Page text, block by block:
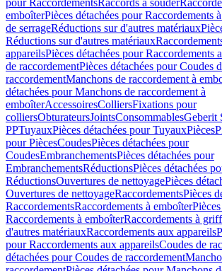
pour RaccordementsRaccords à souder
emboîterPièces détachées pour Raccordements
de serrageRéductions sur d'autres matériaux
Réductions sur d'autres matériaux
appareilsPièces détachées pour Raccordements
de raccordementPièces détachées pour Coudes
raccordementManchons de raccordement à
détachées pour Manchons de raccordement à
emboîterAccessoiresColliersFixations pour
colliersObturateursJointsConsommablesGeberit
PPTuyauxPièces détachées pour TuyauxPièces
pour PiècesCoudesPièces détachées pour
CoudesEmbranchementsPièces détachées pour
EmbranchementsRéductionsPièces détachées
RéductionsOuvertures de nettoyagePièces
Ouvertures de nettoyageRaccordementsPièces
RaccordementsRaccordements à emboîter
Raccordements à emboîterRaccordements à
d'autres matériauxRaccordements aux appareils
pour Raccordements aux appareilsCoudes de
détachées pour Coudes de raccordement